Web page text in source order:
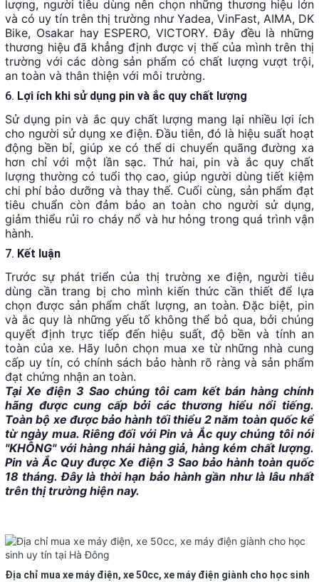
lượng, người tiêu dùng nên chọn những thương hiệu lớn
và có uy tín trên thị trường như Yadea, VinFast, AIMA, DK
Bike, Osakar hay ESPERO, VICTORY. Đây đều là những
thương hiệu đã khẳng định được vị thế của mình trên thị
trường với các dòng sản phẩm có chất lượng vượt trội,
an toàn và thân thiện với môi trường.
6. Lợi ích khi sử dụng pin và ắc quy chất lượng
Sử dụng pin và ắc quy chất lượng mang lại nhiều lợi ích
cho người sử dụng xe điện. Đầu tiên, đó là hiệu suất hoạt
động bền bỉ, giúp xe có thể di chuyển quãng đường xa
hơn chỉ với một lần sạc. Thứ hai, pin và ắc quy chất
lượng thường có tuổi thọ cao, giúp người dùng tiết kiệm
chi phí bảo dưỡng và thay thế. Cuối cùng, sản phẩm đạt
tiêu chuẩn còn đảm bảo an toàn cho người sử dụng,
giảm thiểu rủi ro cháy nổ và hư hỏng trong quá trình vận
hành.
7. Kết luận
Trước sự phát triển của thị trường xe điện, người tiêu
dùng cần trang bị cho mình kiến thức cần thiết để lựa
chọn được sản phẩm chất lượng, an toàn. Đặc biệt, pin
và ắc quy là những yếu tố không thể bỏ qua, bởi chúng
quyết định trực tiếp đến hiệu suất, độ bền và tính an
toàn của xe. Hãy luôn chọn mua xe từ những nhà cung
cấp uy tín, có chính sách bảo hành rõ ràng và sản phẩm
đạt chứng nhận an toàn.
Tại Xe điện 3 Sao chúng tôi cam kết bán hàng chính
hãng được cung cấp bởi các thương hiểu nổi tiếng.
Toàn bộ xe được bảo hành tối thiểu 2 năm toàn quốc kể
từ ngày mua. Riêng đối với Pin và Ắc quy chúng tôi nói
"KHÔNG" với hàng nhái hàng giả, hàng kém chất lượng.
Pin và Ắc Quy được Xe điện 3 Sao bảo hành toàn quốc
18 tháng. Đây là thời hạn bảo hành gần như là lâu nhất
trên thị trường hiện nay.
Địa chỉ mua xe máy điện, xe 50cc, xe máy điện giành cho học sinh